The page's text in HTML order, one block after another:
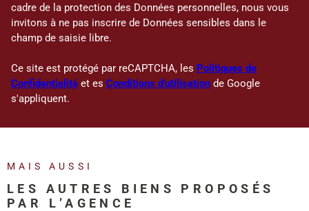
cadre de la protection des Données personnelles, nous vous
invitons à ne pas inscrire de Données sensibles dans le
champ de saisie libre.
Ce site est protégé par reCAPTCHA, les Politiques de
Confidentialité et es Conditions d'utilisation de Google
s'appliquent.
MAIS AUSSI
LES AUTRES BIENS PROPOSÉS
PAR L’AGENCE